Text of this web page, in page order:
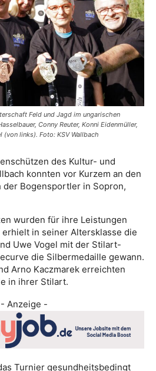
Feld und Jagd im ungarischen
Conny Reuter, Konni Eidenmüller,
(von links). Foto: KSV Wallbach
des Kultur- und
konnten vor Kurzem an den
der Bogensportler in Sopron,
wurden für ihre Leistungen
in seiner Altersklasse die
Uwe Vogel mit der Stilart-
die Silbermedaille gewann.
Arno Kaczmarek erreichten
in ihrer Stilart.
- Anzeige -
Turnier gesundheitsbedingt